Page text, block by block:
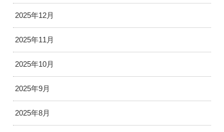
2025年12月
2025年11月
2025年10月
2025年9月
2025年8月